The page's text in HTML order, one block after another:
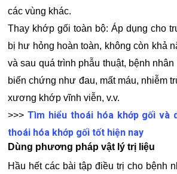
các vùng khác.
Thay khớp gối toàn bộ: Áp dụng cho
bị hư hỏng hoàn toàn, không còn khả
và sau quá trình phẫu thuật, bệnh
biến chứng như đau, mất máu, nhiễm
xương khớp vĩnh viễn, v.v.
>>> Tìm hiểu thoái hóa khớp gối và
thoái hóa khớp gối tốt hiện nay
Dùng phương pháp vật lý trị liệu
Hầu hết các bài tập điều trị cho bệnh